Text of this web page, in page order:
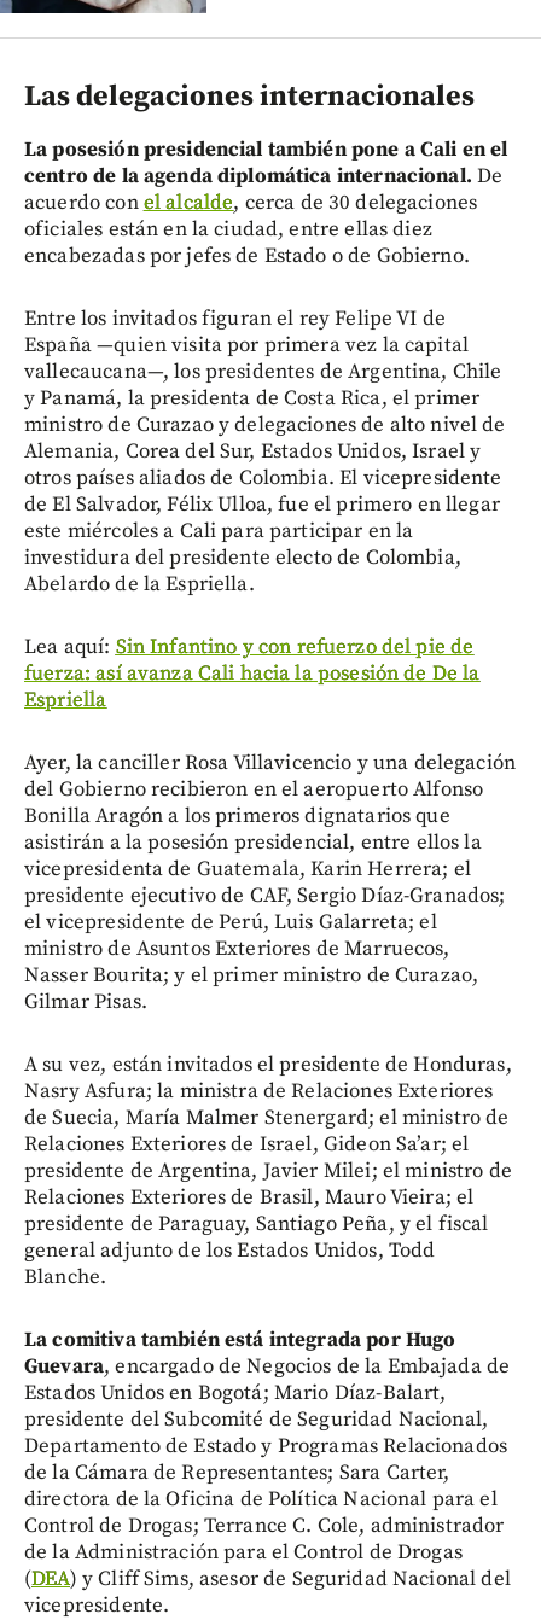
Las delegaciones internacionales
La posesión presidencial también pone a Cali en el
centro de la agenda diplomática internacional. De
acuerdo conel alcalde, cerca de 30 delegaciones
oficiales están en la ciudad, entre ellas diez
encabezadas por jefes de Estado o de Gobierno.
Entre los invitados figuran el rey Felipe VI de
España —quien visita por primera vez la capital
vallecaucana—, los presidentes de Argentina, Chile
y Panamá, la presidenta de Costa Rica, el primer
ministro de Curazao y delegaciones de alto nivel de
Alemania, Corea del Sur, Estados Unidos, Israel y
otros países aliados de Colombia. El vicepresidente
de El Salvador, Félix Ulloa, fue el primero en llegar
este miércoles a Cali para participar en la
investidura del presidente electo de Colombia,
Abelardo de la Espriella.
Lea aquí: Sin Infantino y con refuerzo del pie de
fuerza: así avanza Cali hacia la posesión de De la
Espriella
Ayer, la canciller Rosa Villavicencio y una delegación
del Gobierno recibieron en el aeropuerto Alfonso
Bonilla Aragón a los primeros dignatarios que
asistirán a la posesión presidencial, entre ellos la
vicepresidenta de Guatemala, Karin Herrera; el
presidente ejecutivo de CAF, Sergio Díaz-Granados;
el vicepresidente de Perú, Luis Galarreta; el
ministro de Asuntos Exteriores de Marruecos,
Nasser Bourita; y el primer ministro de Curazao,
Gilmar Pisas.
A su vez, están invitados el presidente de Honduras,
Nasry Asfura; la ministra de Relaciones Exteriores
de Suecia, María Malmer Stenergard; el ministro de
Relaciones Exteriores de Israel, Gideon Sa’ar; el
presidente de Argentina, Javier Milei; el ministro de
Relaciones Exteriores de Brasil, Mauro Vieira; el
presidente de Paraguay, Santiago Peña, y el fiscal
general adjunto de los Estados Unidos, Todd
Blanche.
La comitiva también está integrada por Hugo
Guevara, encargado de Negocios de la Embajada de
Estados Unidos en Bogotá; Mario Díaz-Balart,
presidente del Subcomité de Seguridad Nacional,
Departamento de Estado y Programas Relacionados
de la Cámara de Representantes; Sara Carter,
directora de la Oficina de Política Nacional para el
Control de Drogas; Terrance C. Cole, administrador
de la Administración para el Control de Drogas
(DEA) y Cliff Sims, asesor de Seguridad Nacional del
vicepresidente.